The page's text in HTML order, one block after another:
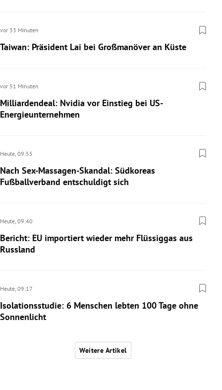
vor 33 Minuten
Taiwan: Präsident Lai bei Großmanöver an Küste
vor 51 Minuten
Milliardendeal: Nvidia vor Einstieg bei US-
Energieunternehmen
Heute, 09:55
Nach Sex-Massagen-Skandal: Südkoreas
Fußballverband entschuldigt sich
Heute, 09:40
Bericht: EU importiert wieder mehr Flüssiggas aus
Russland
Heute, 09:17
Isolationsstudie: 6 Menschen lebten 100 Tage ohne
Sonnenlicht
Weitere Artikel